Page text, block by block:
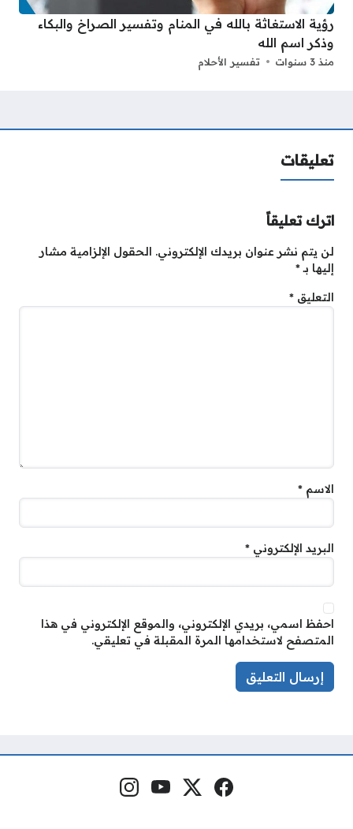
رؤية الاستغاثة بالله في المنام وتفسير الصراخ والبكاء
وذكر اسم الله
منذ 3 سنوات تفسير الأحلام
تعليقات
اترك تعليقاً
لن يتم نشر عنوان بريدك الإلكتروني.
الحقول الإلزامية مشار
إليها بـ*
التعليق *
الاسم *
البريد الإلكتروني *
احفظ اسمي، بريدي الإلكتروني، والموقع الإلكتروني في هذا
المتصفح لاستخدامها المرة المقبلة في تعليقي.
مواقع التواصل فيسبوكمنصة إكس
يوتيوبإنستغرام